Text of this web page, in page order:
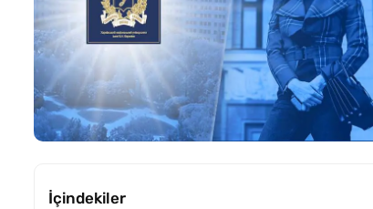
İçindekiler